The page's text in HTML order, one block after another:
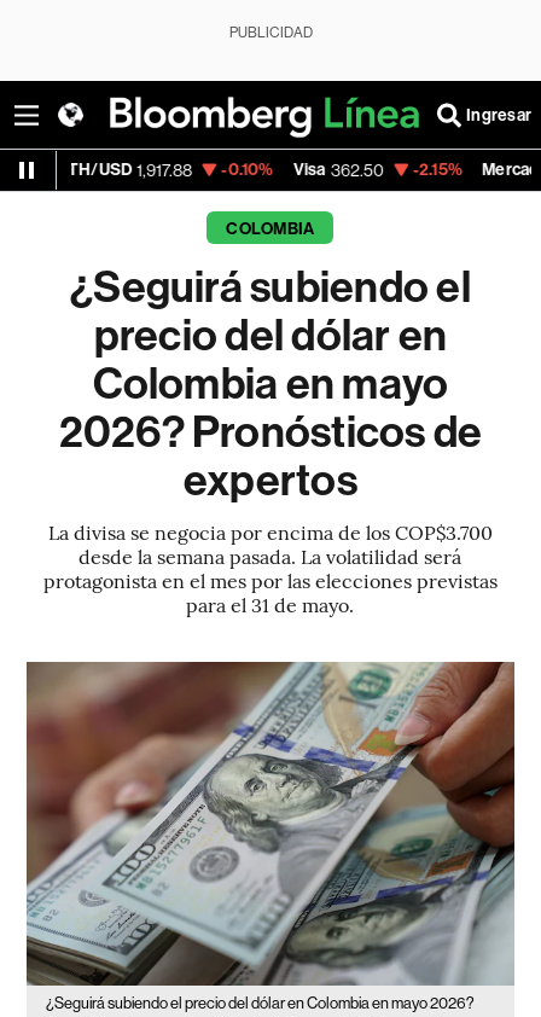
PUBLICIDAD
Ingresar
1,917.88 -0.10% Visa 362.50 -2.15% MercadoLibre
COLOMBIA
¿Seguirá subiendo el
precio del dólar en
Colombia en mayo
2026? Pronósticos de
expertos
La divisa se negocia por encima de los COP$3.700
desde la semana pasada. La volatilidad será
protagonista en el mes por las elecciones previstas
para el 31 de mayo.
¿Seguirá subiendo el precio del dólar en Colombia en mayo 2026?